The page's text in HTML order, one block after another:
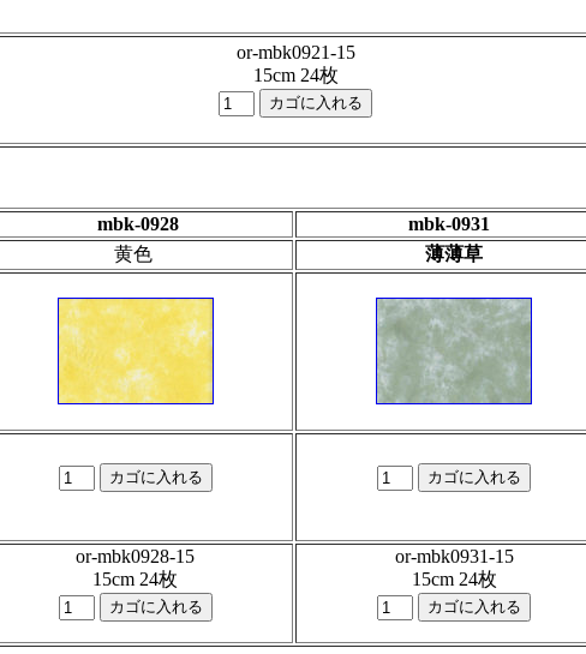
or-mbk0921-15
15cm 24枚
mbk-0928 mbk-0931
黄色
薄薄草
or-mbk0928-15
15cm 24枚
or-mbk0931-15
15cm 24枚